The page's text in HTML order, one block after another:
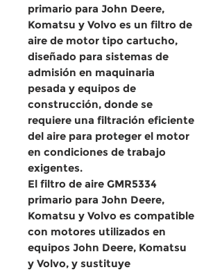
primario para John Deere,
Komatsu y Volvo es un filtro de
aire de motor tipo cartucho,
diseñado para sistemas de
admisión en maquinaria
pesada y equipos de
construcción, donde se
requiere una filtración eficiente
del aire para proteger el motor
en condiciones de trabajo
exigentes.
El filtro de aire GMR5334
primario para John Deere,
Komatsu y Volvo es compatible
con motores utilizados en
equipos John Deere, Komatsu
y Volvo, y sustituye